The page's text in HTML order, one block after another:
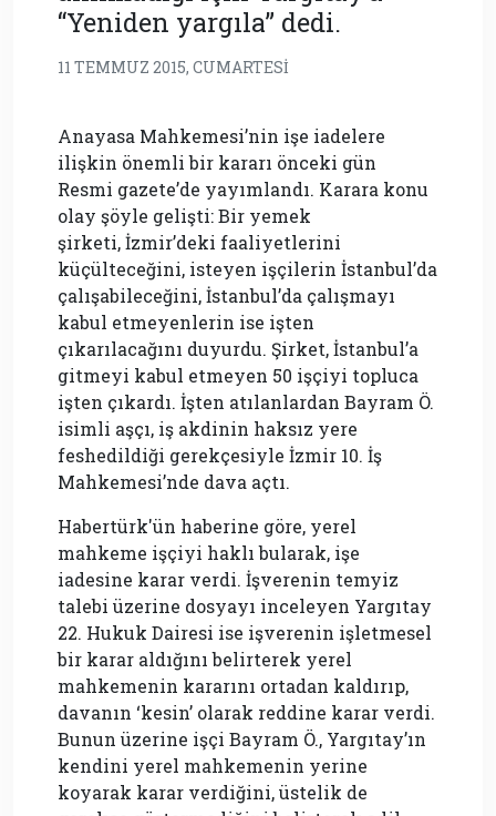
“Yeniden yargıla” dedi.
11 TEMMUZ 2015, CUMARTESI
Anayasa Mahkemesi’nin işe iadelere
ilişkin önemli bir kararı önceki gün
Resmi gazete’de yayımlandı. Karara konu
olay şöyle gelişti: Bir yemek
şirketi, İzmir’deki faaliyetlerini
küçülteceğini, isteyen işçilerin İstanbul’da
çalışabileceğini, İstanbul’da çalışmayı
kabul etmeyenlerin ise işten
çıkarılacağını duyurdu. Şirket, İstanbul’a
gitmeyi kabul etmeyen 50 işçiyi topluca
işten çıkardı. İşten atılanlardan Bayram Ö.
isimli aşçı, iş akdinin haksız yere
feshedildiği gerekçesiyle İzmir 10. İş
Mahkemesi’nde dava açtı.
Habertürk'ün haberine göre, yerel
mahkeme işçiyi haklı bularak, işe
iadesine karar verdi. İşverenin temyiz
talebi üzerine dosyayı inceleyen Yargıtay
22. Hukuk Dairesi ise işverenin işletmesel
bir karar aldığını belirterek yerel
mahkemenin kararını ortadan kaldırıp,
davanın ‘kesin’ olarak reddine karar verdi.
Bunun üzerine işçi Bayram Ö., Yargıtay’ın
kendini yerel mahkemenin yerine
koyarak karar verdiğini, üstelik de